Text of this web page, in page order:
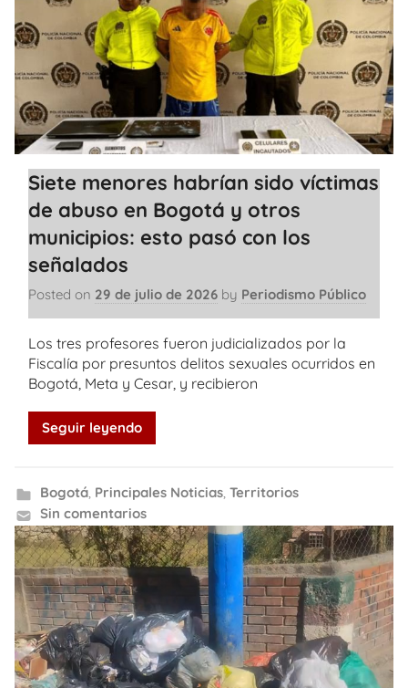
Siete menores habrían sido víctimas
de abuso en Bogotá y otros
municipios: esto pasó con los
señalados
Posted on 29 de julio de 2026 by Periodismo Público
Los tres profesores fueron judicializados por la
Fiscalía por presuntos delitos sexuales ocurridos en
Bogotá, Meta y Cesar, y recibieron
Seguir leyendo
Bogotá, Principales Noticias, Territorios
Sin comentarios